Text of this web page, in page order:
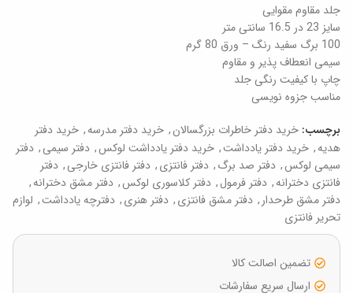
جلد مقاوم مقوایی
سایز 23 در 16.5 سانتی متر
100 برگ سفید رنگ – ورق 80 گرم
سیمی انعطاف پذیر و مقاوم
چاپ با کیفیت رنگی جلد
مناسب جزوه نویسی
برچسب: خرید دفتر خاطرات بزرگسالان, خرید دفتر مدرسه, خرید دفتر
هدیه, خرید دفتر یادداشت, خرید دفتر یادداشت لوکس, دفتر سیمی, دفتر
سیمی لوکس, دفتر صد برگ, دفتر فانتزی, دفتر فانتزی خارجی, دفتر
فانتزی دخترانه, دفتر فرمول, دفتر کلاسوری لوکس, دفتر مشق دخترانه,
دفتر مشق طرحدار, دفتر مشق فانتزی, دفتر هنری, دفترچه یادداشت, لوازم
تحریر فانتزی
تضمین اصالت کالا
ارسال سریع سفارشات